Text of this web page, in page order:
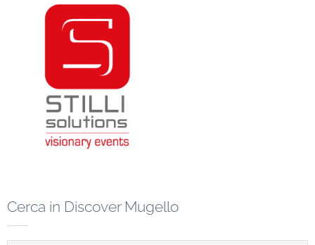
Cerca in Discover Mugello